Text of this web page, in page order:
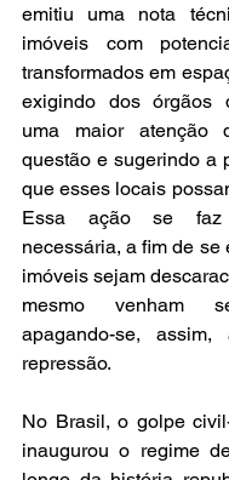
emitiu uma nota
imóveis com
transformados em
exigindo dos órgãos
uma maior atenção
questão e sugerindo a
que esses locais
Essa ação se faz
necessária, a fim de se
imóveis sejam
mesmo venham
apagando-se,
repressão.
No Brasil, o golpe
inaugurou o regime